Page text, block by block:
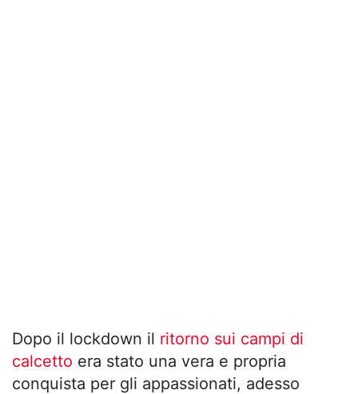
Dopo il lockdown il ritorno sui campi di
calcetto era stato una vera e propria
conquista per gli appassionati, adesso